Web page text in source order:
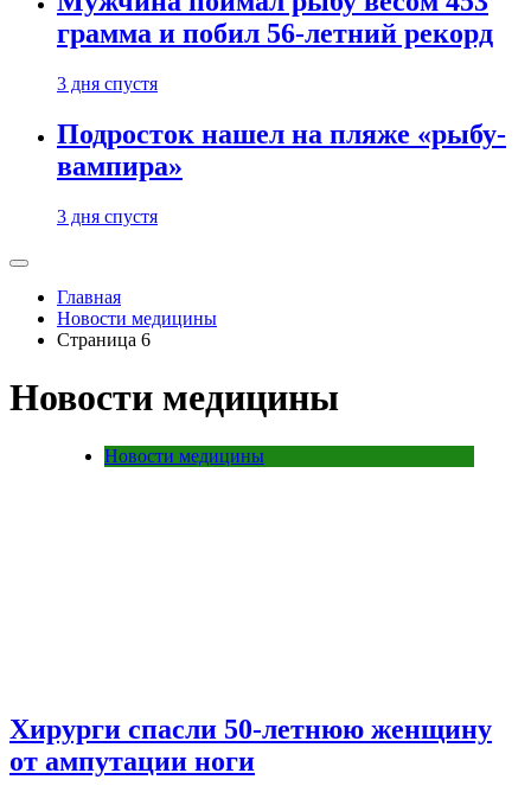
грамма и побил 56-летний рекорд
3 дня спустя
Подросток нашел на пляже «рыбу-
вампира»
3 дня спустя
Главная
Новости медицины
Страница 6
Новости медицины
Новости медицины
Хирурги спасли 50-летнюю женщину
от ампутации ноги